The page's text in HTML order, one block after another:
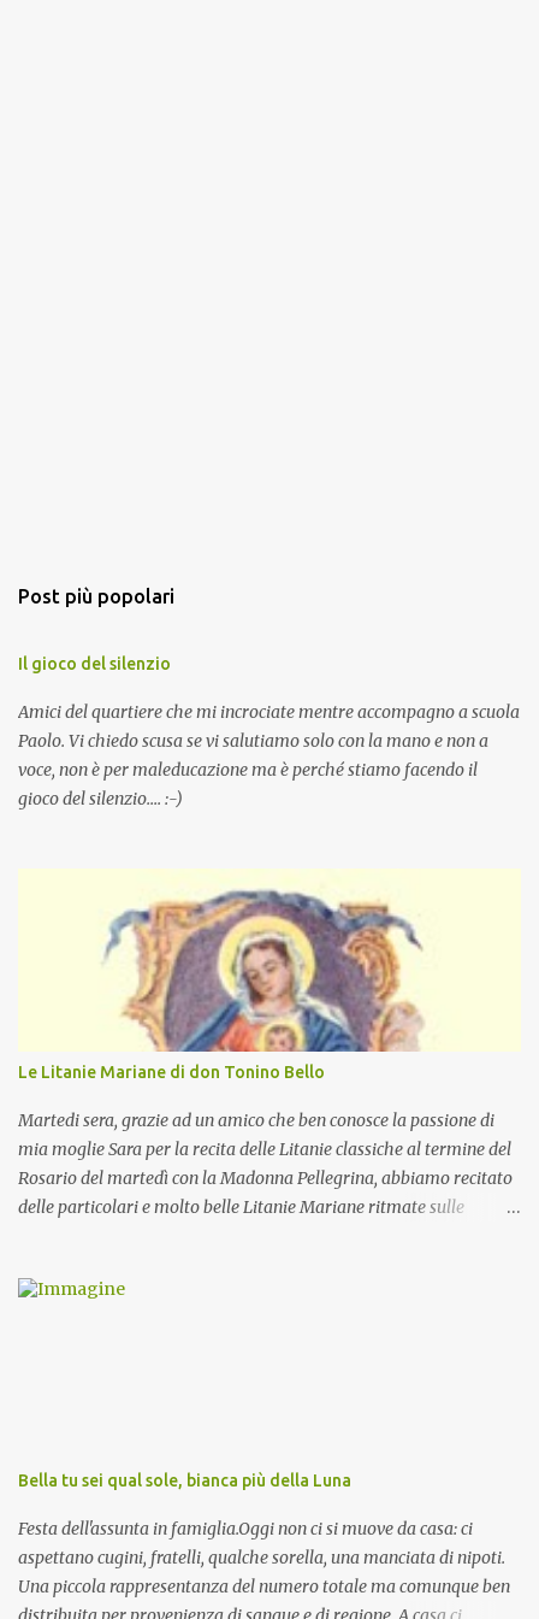
Post più popolari
Il gioco del silenzio
Amici del quartiere che mi incrociate mentre accompagno a scuola
Paolo. Vi chiedo scusa se vi salutiamo solo con la mano e non a
voce, non è per maleducazione ma è perché stiamo facendo il
gioco del silenzio.... :-)
Le Litanie Mariane di don Tonino Bello
Martedi sera, grazie ad un amico che ben conosce la passione di
mia moglie Sara per la recita delle Litanie classiche al termine del
Rosario del martedì con la Madonna Pellegrina, abbiamo recitato
delle particolari e molto belle Litanie Mariane ritmate sulle
preghiera.
Bella tu sei qual sole, bianca più della Luna
Festa dell'assunta in famiglia.Oggi non ci si muove da casa: ci
aspettano cugini, fratelli, qualche sorella, una manciata di nipoti.
Una piccola rappresentanza del numero totale ma comunque ben